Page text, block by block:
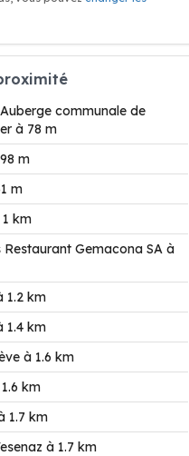
communale de
à 78 m
m
m
km
Gemacona SA à
1.2 km
1.4 km
à 1.6 km
km
1.7 km
à 1.7 km